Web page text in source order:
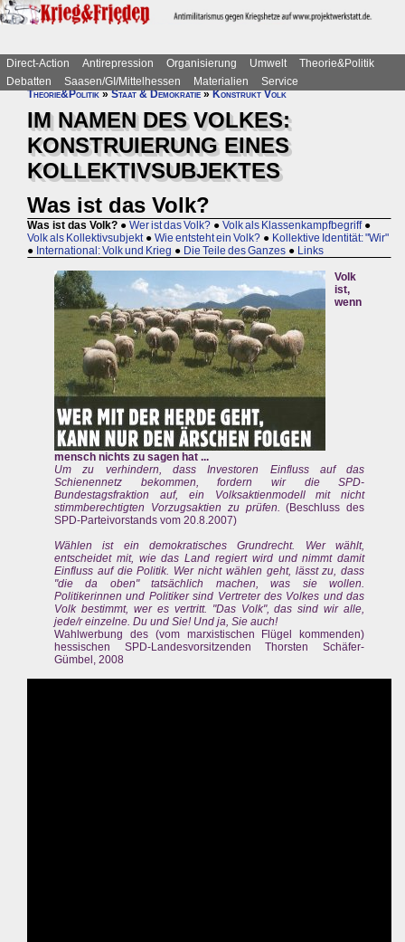
Direct-Action Antirepression Organisierung Umwelt
Theorie&Politik
Debatten
Saasen/GI/Mittelhessen Materialien
Service
Theorie&Politik»Staat & Demokratie»Konstrukt Volk
IM NAMEN DES VOLKES:
KONSTRUIERUNG EINES
KOLLEKTIVSUBJEKTES
Was ist das Volk?
Was ist das Volk? ● Wer ist das Volk? ● Volk als Klassenkampfbegriff ●
Volk als Kollektivsubjekt ● Wie entsteht ein Volk? ● Kollektive Identität: "Wir"
● International: Volk und Krieg ● Die Teile des Ganzes ● Links
Volk
ist,
wenn
mensch nichts zu sagen hat ...
Um zu verhindern, dass Investoren Einfluss auf das
Schienennetz bekommen, fordern wir die SPD-
Bundestagsfraktion auf, ein Volksaktienmodell mit nicht
stimmberechtigten Vorzugsaktien zu prüfen. (Beschluss des
SPD-Parteivorstands vom 20.8.2007)
Wählen ist ein demokratisches Grundrecht. Wer wählt,
entscheidet mit, wie das Land regiert wird und nimmt damit
Einfluss auf die Politik. Wer nicht wählen geht, lässt zu, dass
"die da oben" tatsächlich machen, was sie wollen.
Politikerinnen und Politiker sind Vertreter des Volkes und das
Volk bestimmt, wer es vertritt. "Das Volk", das sind wir alle,
jede/r einzelne. Du und Sie! Und ja, Sie auch!
Wahlwerbung des (vom marxistischen Flügel kommenden)
hessischen SPD-Landesvorsitzenden Thorsten Schäfer-
Gümbel, 2008